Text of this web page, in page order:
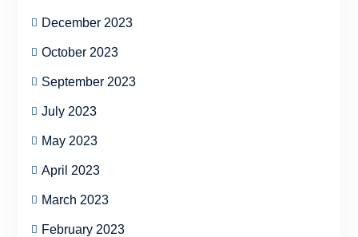
December 2023
October 2023
September 2023
July 2023
May 2023
April 2023
March 2023
February 2023